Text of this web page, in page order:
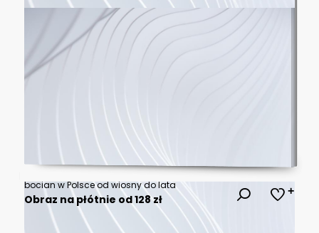
bocian w Polsce od wiosny do lata
Obraz na płótnie od 128 zł